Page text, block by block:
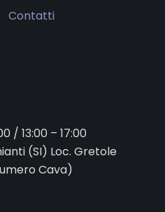
Contatti
/ 13:00 – 17:00
(SI) Loc. Gretole
Cava)